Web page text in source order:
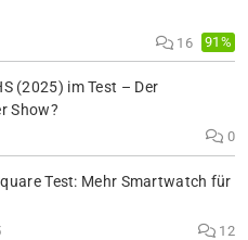
16 91%
(2025) im Test – Der
Show?
0
Test: Mehr Smartwatch für
12